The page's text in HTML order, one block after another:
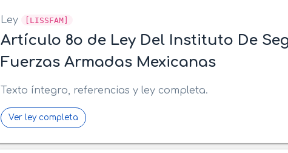
Ley [LISSFAM]
Artículo 8o de Ley Del Instituto De
Fuerzas Armadas Mexicanas
Texto íntegro, referencias y ley completa.
Ver ley completa